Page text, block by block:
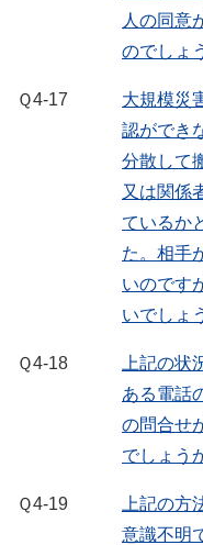
人の同意
のでしょ
Ｑ4-17
大規模災
認ができ
分散して
又は関係
ているか
た。相手
いのです
いでしょ
Ｑ4-18
上記の
ある電話
の問合せ
でしょう
Ｑ4-19
上記の方
意識不明